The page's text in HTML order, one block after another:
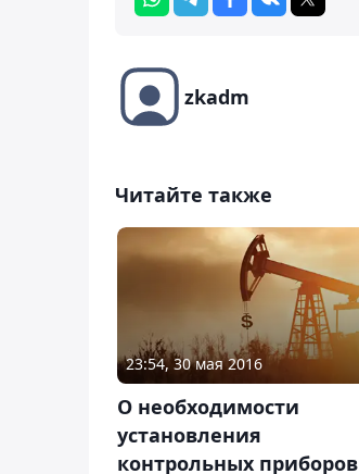
zkadm
Читайте также
23:54, 30 мая 2016
О необходимости
установления
контрольных приборов